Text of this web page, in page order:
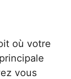
où votre
vous